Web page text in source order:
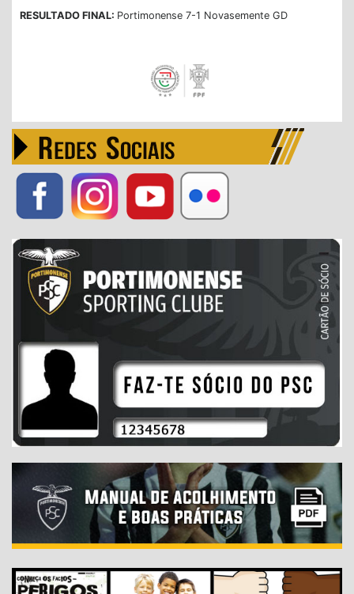
RESULTADO FINAL: Portimonense 7-1 Novasemente GD